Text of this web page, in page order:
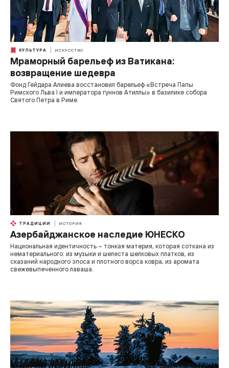
КУЛЬТУРА ИСКУССТВО
Мраморный барельеф из Ватикана:
возвращение шедевра
Фонд Гейдара Алиева восстановил барельеф «Встреча Папы
Римского Льва I и императора гуннов Атиллы» в базилике собора
Святого Петра в Риме.
ТРАДИЦИИ ИСТОРИЯ
Азербайджанское наследие ЮНЕСКО
Национальная идентичность – тонкая материя, которая соткана из
нематериального: из музыки и шелеста шелковых платков, из
сказаний народного эпоса и плотного ворса ковра, из аромата
свежевыпеченного лаваша.